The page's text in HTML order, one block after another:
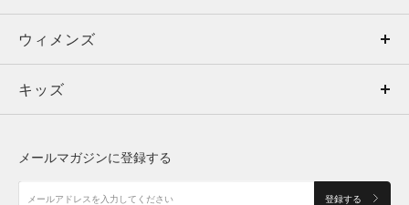
ウィメンズ
キッズ
アクセサリー
トップス
ボトムス
アクセサリー
ウィメンズ
トップス
シューズ
キッズ
メールマガジンに登録する
登録する